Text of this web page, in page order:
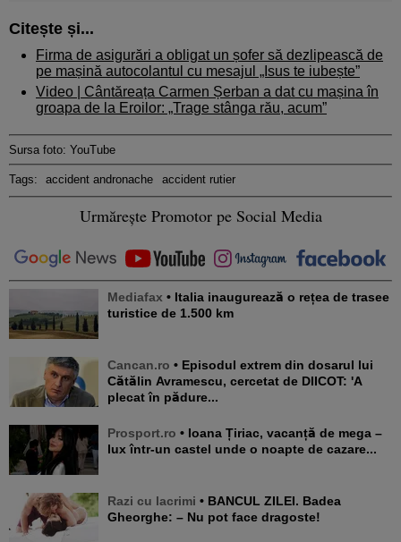
Citește și...
Firma de asigurări a obligat un șofer să dezlipească de
pe mașină autocolantul cu mesajul „Isus te iubește”
Video | Cântăreața Carmen Șerban a dat cu mașina în
groapa de la Eroilor: „Trage stânga rău, acum”
Sursa foto: YouTube
Tags: accident andronache accident rutier
Urmărește Promotor pe Social Media
Mediafax • Italia inaugurează o rețea de trasee
turistice de 1.500 km
Cancan.ro • Episodul extrem din dosarul lui
Cătălin Avramescu, cercetat de DIICOT: 'A
plecat în pădure...
Prosport.ro • Ioana Țiriac, vacanță de mega –
lux într-un castel unde o noapte de cazare...
Razi cu lacrimi • BANCUL ZILEI. Badea
Gheorghe: – Nu pot face dragoste!